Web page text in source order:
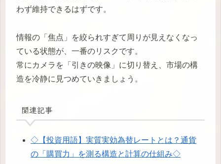
わず維持できるはずです。
情報の「焦点」を絞られすぎて周りが見えなくなっ
ている状態が、一番のリスクです。
常にカメラを「引きの映像」に切り替え、市場の構
造を冷静に見つめていきましょう。
関連記事
◇【投資用語】実質実効為替レートとは？通貨
の「購買力」を測る構造と計算の仕組み◇